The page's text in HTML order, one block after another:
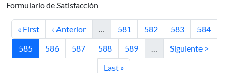
Formulario de Satisfacción
Primera página
« First Página anterior
‹ Anterior … Página
581 Página
582 Página
583 Página
584
Página actual
585 Página
586 Página
587 Página
588 Página
589 … Siguiente página
Siguiente >
Última página
Last »